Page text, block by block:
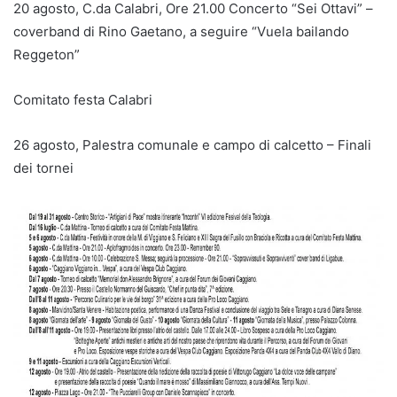
20 agosto, C.da Calabri, Ore 21.00 Concerto “Sei Ottavi” –
coverband di Rino Gaetano, a seguire “Vuela bailando
Reggeton”
Comitato festa Calabri
26 agosto, Palestra comunale e campo di calcetto – Finali
dei tornei